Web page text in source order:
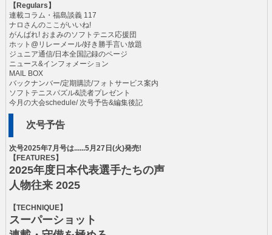
【Regulars】
連載コラム・福島談義 117
ナロさんのここがいいね!
がんばれ! おまみのソフトテニス応援団
ホット@リレーメール/好き勝手言い放題
ジュニア通信/日本全国記録のページ
ニュース&インフォメーション
MAIL BOX
バックナンバー/定期購読/フォトサービス案内
ソフトテニスパズル&読者プレゼント
今月の大会schedule/ 次号予告&編集後記
次号予告
次号2025年7月号は......5月27日(火)発売!
【FEATURES】
2025年度日本代表選手たちの声
人物往来 2025
【TECHNIQUE】
スーパーショット